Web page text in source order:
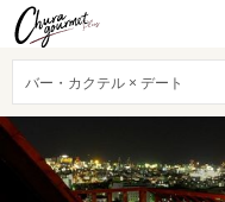
バー・カクテル × デート